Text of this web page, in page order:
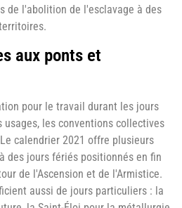
de l'abolition de l'esclavage à des
aux ponts et
pour le travail durant les jours
les conventions collectives
calendrier 2021 offre plusieurs
des jours fériés positionnés en fin
de l'Ascension et de l'Armistice.
aussi de jours particuliers : la